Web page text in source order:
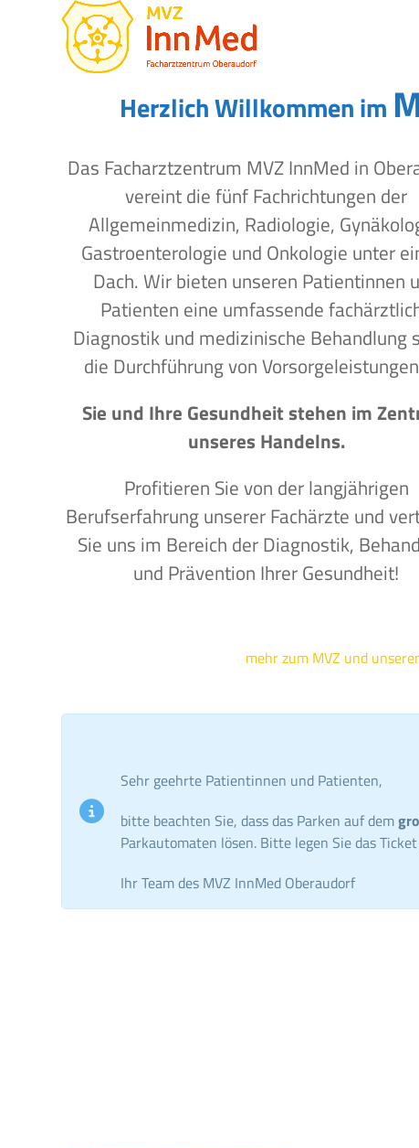
Open
mobile
menu
Close
mobile
menu
Herzlich Willkommen im
Das Facharztzentrum MVZ InnMed in
vereint die fünf Fachrichtungen der
Allgemeinmedizin, Radiologie,
Gastroenterologie und Onkologie unter
Dach. Wir bieten unseren Patientinnen
Patienten eine umfassende
Diagnostik und medizinische Behandlung
die Durchführung von
Sie und Ihre Gesundheit stehen im
unseres Handelns.
Profitieren Sie von der langjährigen
Berufserfahrung unserer Fachärzte und
Sie uns im Bereich der Diagnostik,
und Prävention Ihrer Gesundheit!
mehr zum MVZ und
Sehr geehrte Patientinnen und Patienten,
bitte beachten Sie, dass das Parken auf dem
Parkautomaten lösen. Bitte legen Sie das
Ihr Team des MVZ InnMed Oberaudorf